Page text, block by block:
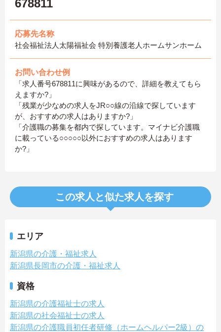
678811
応募先名称
社会福祉法人太陽福祉会 特別養護老人ホームサンホーム
お問い合わせ例
「求人番号678811に興味があるので、詳細を教えてもら
えますか?」
「残業が少なめの求人をJR○○線の沿線で探しています
が、おすすめの求人はありますか?」
「介護職の募集を都内で探しています。マイナビ介護職
に載っている○○○○○以外におすすめの求人はあります
か?」
この求人と似た求人を探す
エリア
新潟県の介護・福祉求人
新潟県長岡市の介護・福祉求人
資格
新潟県の介護福祉士の求人
新潟県の社会福祉士の求人
新潟県の介護職員初任者研修（ホームヘルパー2級）の